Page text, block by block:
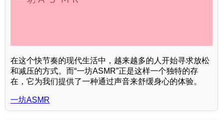
在这个快节奏的现代生活中，越来越多的人开始寻求放松
和减压的方式。而“一坊ASMR”正是这样一个独特的存
在，它为我们提供了一种通过声音来舒缓身心的体验。
一坊ASMR